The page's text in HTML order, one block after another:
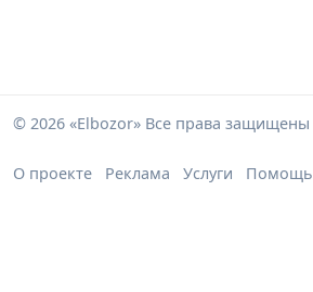
© 2026 «Elbozor» Все права защищены
О проекте Реклама Услуги Помощь